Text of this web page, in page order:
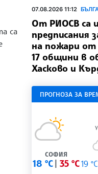
са
07.08.2026 11:12
От РИОСВ са
предписания
на пожари
17 общини в
Хасково и
ПРОГНОЗА ЗА
СОФИЯ
18 °C 35 °C19 °C